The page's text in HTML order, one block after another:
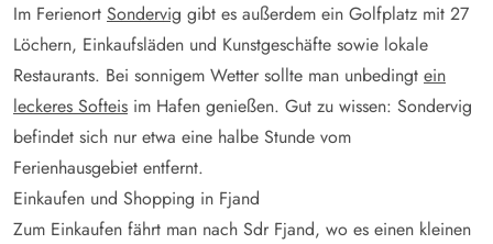
Im Ferienort Sondervig gibt es außerdem ein Golfplatz mit 27
Löchern, Einkaufsläden und Kunstgeschäfte sowie lokale
Restaurants. Bei sonnigem Wetter sollte man unbedingt ein
leckeres Softeis im Hafen genießen. Gut zu wissen: Sondervig
befindet sich nur etwa eine halbe Stunde vom
Ferienhausgebiet entfernt.
Einkaufen und Shopping in Fjand
Zum Einkaufen fährt man nach Sdr Fjand, wo es einen kleinen